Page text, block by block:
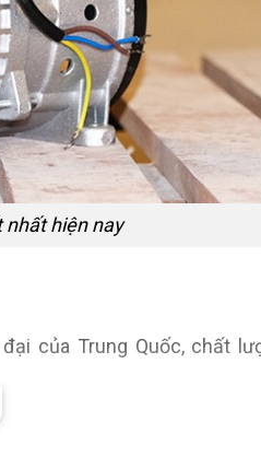
nhất hiện nay
của Trung Quốc, chất